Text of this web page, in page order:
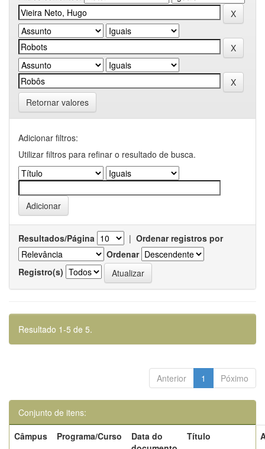
Retornar valores
Adicionar filtros:
Utilizar filtros para refinar o resultado de busca.
Resultados/Página | Ordenar registros por
Ordenar
Registro(s)
Resultado 1-5 de 5.
Anterior 1 Póximo
Conjunto de itens:
Câmpus
Programa/Curso
Data do
Título